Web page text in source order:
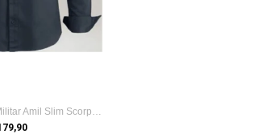
Camisa Estilo Militar Amil Slim Scorpion...